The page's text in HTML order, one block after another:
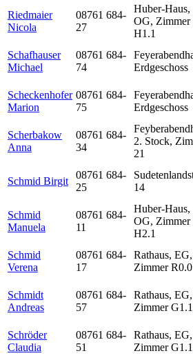
Riedmaier
Nicola
08761 684-
27
Huber-Haus,
OG, Zimmer
H1.1
Schafhauser
Michael
08761 684-
74
Erdgeschoss
Scheckenhofer
Marion
08761 684-
75
Erdgeschoss
Scherbakow
Anna
08761 684-
34
2. Stock,
21
Schmid Birgit
08761 684-
25
14
Schmid
Manuela
08761 684-
11
Huber-Haus,
OG, Zimmer
H2.1
Schmid
Verena
08761 684-
17
Rathaus, EG,
Zimmer
Schmidt
Andreas
08761 684-
57
Rathaus, EG,
Zimmer G1.1
Schröder
Claudia
08761 684-
51
Rathaus, EG,
Zimmer G1.1